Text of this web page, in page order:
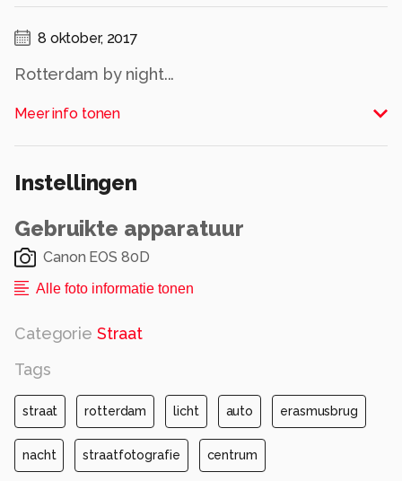
8 oktober, 2017
Rotterdam by night...
Alle rechten voorbehouden
Meer info tonen
Instellingen
Gebruikte apparatuur
Canon EOS 80D
Alle foto informatie tonen
Categorie Straat
Tags
straat rotterdam licht auto erasmusbrug
nacht straatfotografie centrum